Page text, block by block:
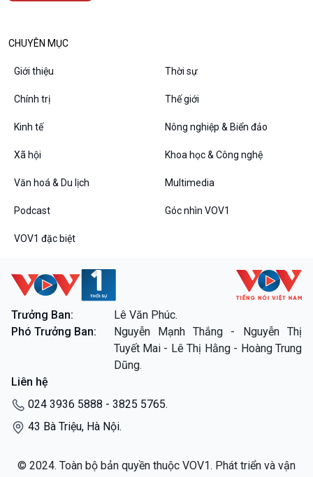
Bình luận
Câu chuyện thời sự
Dòng chảy sự kiện
Diễn đàn chủ nhật
VOV1 đặc biệt
Thanh âm ký sự
Các chương trình đặc biệt
CHUYÊN MỤC
Giới thiệu Thời sự
Chính trị Thế giới
Kinh tế Nông nghiệp & Biển đảo
Xã hội Khoa học & Công nghệ
Văn hoá & Du lịch Multimedia
Podcast Góc nhìn VOV1
VOV1 đặc biệt
Trưởng Ban:
Lê Văn Phúc.
Phó Trưởng Ban:
Nguyễn Mạnh Thắng - Nguyễn Thị
Tuyết Mai - Lê Thị Hằng - Hoàng Trung
Dũng.
Liên hệ
024 3936 5888 - 3825 5765.
43 Bà Triệu, Hà Nội.
© 2024. Toàn bộ bản quyền thuộc VOV1. Phát triển và vận